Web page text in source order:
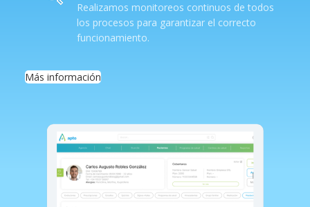
Realizamos monitoreos continuos de todos
los procesos para garantizar el correcto
funcionamiento.
Más información